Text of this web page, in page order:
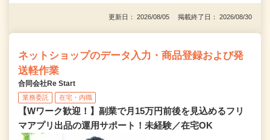
更新日： 2026/08/05 掲載終了日： 2026/08/30
ネットショップのデータ入力・商品登録および発
送軽作業
合同会社Re Start
業務委託 在宅・内職
【Wワーク歓迎！】副業で月15万円前後を見込めるフリ
マアプリ出品の運用サポート！未経験／在宅OK